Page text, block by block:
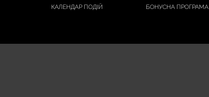
КАЛЕНДАР ПОДІЙ БОНУСНА ПРОГРАМА